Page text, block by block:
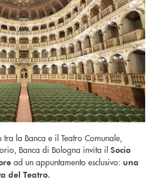
la Banca e il Teatro Comunale,
Banca di Bologna invita il Socio
ad un appuntamento esclusivo: una
del Teatro.